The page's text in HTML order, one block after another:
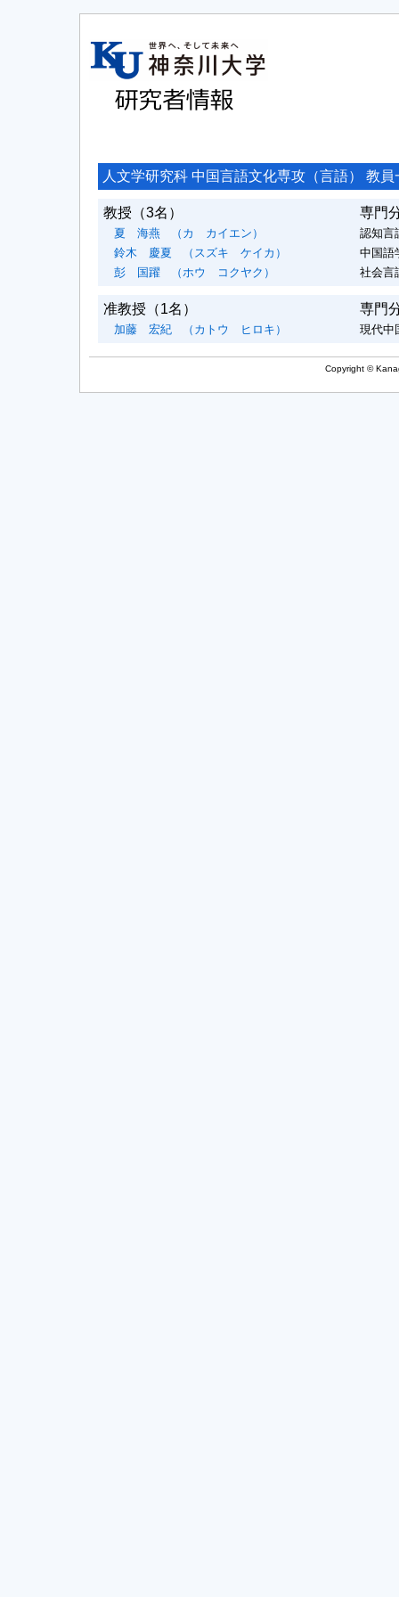
人文学研究科 中国言語文化専攻（言語） 教員
教授 （3名） 専門
夏 海燕 （カ カイエン）
認知言
鈴木 慶夏
（スズキ ケイカ）
中国語
彭 国躍
（ホウ コクヤク） 社会言
准教授 （1名） 専門
加藤 宏紀 （カトウ ヒロキ） 現代中
Copyright ©